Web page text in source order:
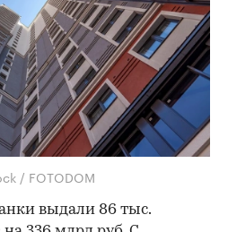
/ FOTODOM
выдали 86 тыс.